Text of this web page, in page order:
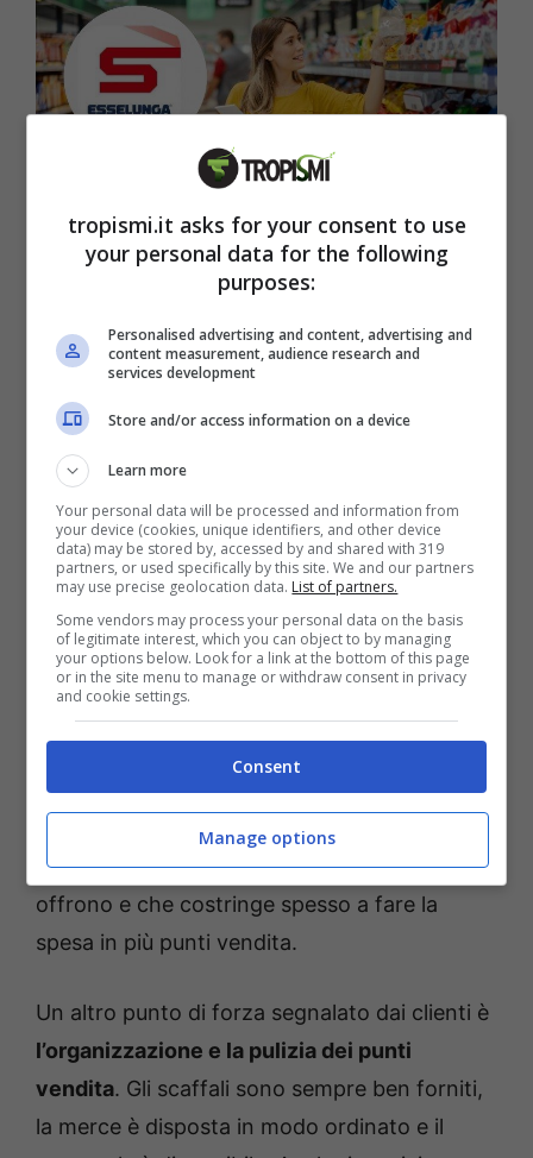
Qualità e risparmio: il supermercato numero uno eletto dai
Secondo una ricerca di Altroconsumo,
Esselunga è uno dei migliori supermercati
detersivi, affettati, formaggi: molti dei suoi
articoli a marchio Esselunga sono stati
valutatibuoni o ottiminei vari test effettuati.
La catena ha ottenuto punteggi molto alti in
quasi tutte le categorie, dimostrando che
risparmio e qualità non sono
solo si risparmia, ma si mangia anche bene.
Inoltre,qui è possibile trovare prodotti
gourmet, biologici, senza glutine o vegan,
una varietà che molti altri supermercati non
offrono e che costringe spesso a fare la
spesa in più punti vendita.
Un altro punto di forza segnalato dai clienti è
l’organizzazione e la pulizia dei punti
vendita. Gli scaffali sono sempre ben forniti,
la merce è disposta in modo ordinato e il
tropismi.it asks for your consent to use
your personal data for the following
purposes:
Personalised advertising and content, advertising and
content measurement, audience research and
services development
Store and/or access information on a device
Learn more
Your personal data will be processed and information from
your device (cookies, unique identifiers, and other device
data) may be stored by, accessed by and shared with 319
partners, or used specifically by this site. We and our partners
may use precise geolocation data. List of partners.
Some vendors may process your personal data on the basis
of legitimate interest, which you can object to by managing
your options below. Look for a link at the bottom of this page
or in the site menu to manage or withdraw consent in privacy
and cookie settings.
Consent
Manage options